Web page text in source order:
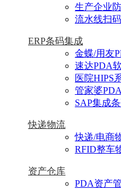
生产企业
流水线扫
ERP条码集成
金蝶/用友
速达PDA
医院HIPS
管家婆
SAP集成
快递物流
快递/电商
RFID整车
资产仓库
PDA资产